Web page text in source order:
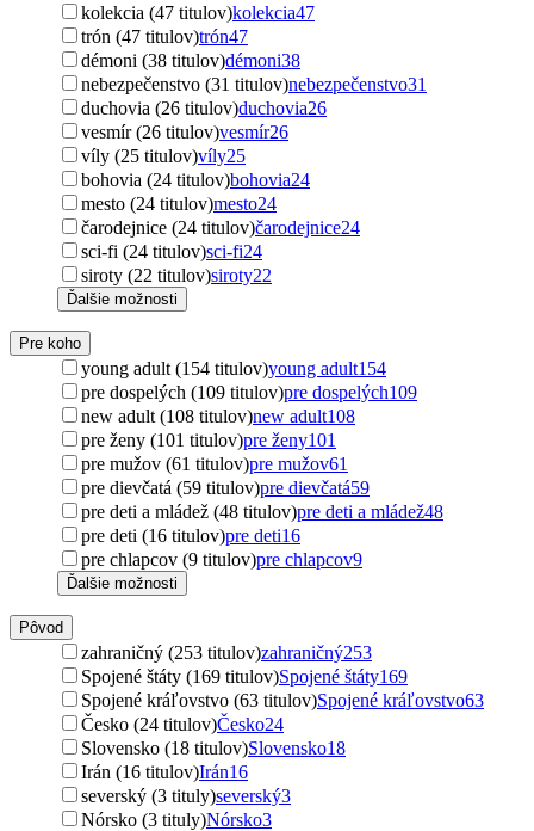
kolekcia (47 titulov)kolekcia47
trón (47 titulov)trón47
démoni (38 titulov)démoni38
nebezpečenstvo (31 titulov)nebezpečenstvo31
duchovia (26 titulov)duchovia26
vesmír (26 titulov)vesmír26
víly (25 titulov)víly25
bohovia (24 titulov)bohovia24
mesto (24 titulov)mesto24
čarodejnice (24 titulov)čarodejnice24
sci-fi (24 titulov)sci-fi24
siroty (22 titulov)siroty22
Ďalšie možnosti
Pre koho
young adult (154 titulov)young adult154
pre dospelých (109 titulov)pre dospelých109
new adult (108 titulov)new adult108
pre ženy (101 titulov)pre ženy101
pre mužov (61 titulov)pre mužov61
pre dievčatá (59 titulov)pre dievčatá59
pre deti a mládež (48 titulov)pre deti a mládež48
pre deti (16 titulov)pre deti16
pre chlapcov (9 titulov)pre chlapcov9
Ďalšie možnosti
Pôvod
zahraničný (253 titulov)zahraničný253
Spojené štáty (169 titulov)Spojené štáty169
Spojené kráľovstvo (63 titulov)Spojené kráľovstvo63
Česko (24 titulov)Česko24
Slovensko (18 titulov)Slovensko18
Irán (16 titulov)Irán16
severský (3 tituly)severský3
Nórsko (3 tituly)Nórsko3